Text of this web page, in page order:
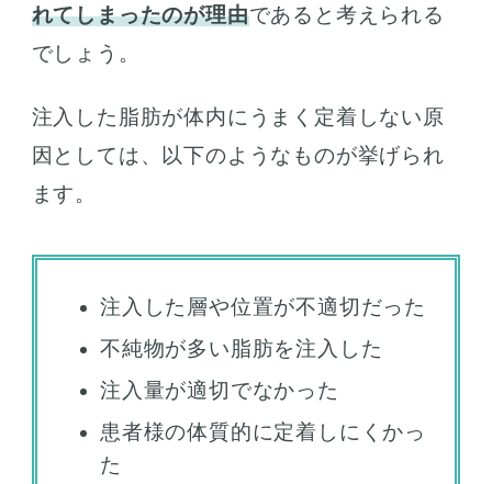
れてしまったのが理由であると考えられる
でしょう。
注入した脂肪が体内にうまく定着しない原
因としては、以下のようなものが挙げられ
ます。
注入した層や位置が不適切だった
不純物が多い脂肪を注入した
注入量が適切でなかった
患者様の体質的に定着しにくかっ
た